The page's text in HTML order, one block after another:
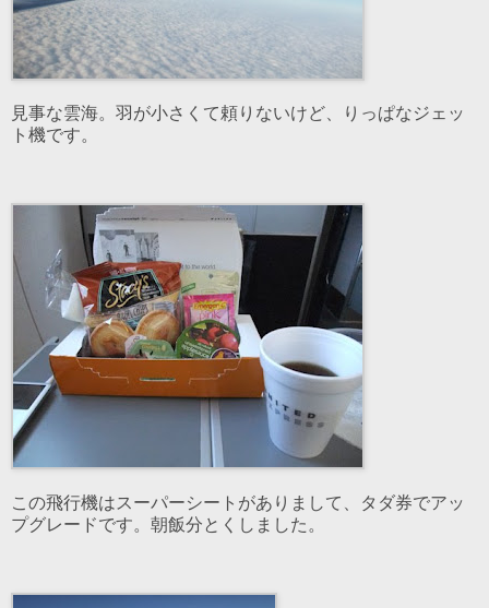
見事な雲海。羽が小さくて頼りないけど、りっぱなジェッ
ト機です。
この飛行機はスーパーシートがありまして、タダ券でアッ
プグレードです。朝飯分とくしました。